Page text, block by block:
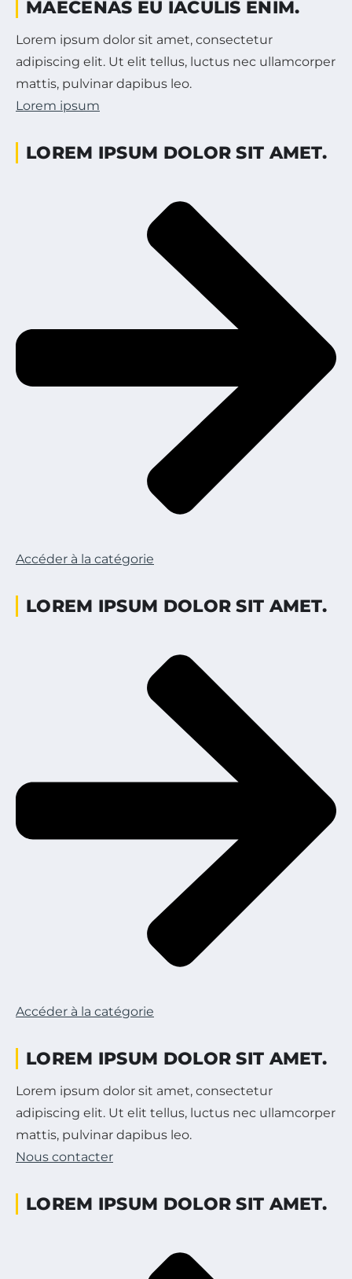
MAECENAS EU IACULIS ENIM.
Lorem ipsum dolor sit amet, consectetur
adipiscing elit. Ut elit tellus, luctus nec ullamcorper
mattis, pulvinar dapibus leo.
Lorem ipsum
LOREM IPSUM DOLOR SIT AMET.
Accéder à la catégorie
LOREM IPSUM DOLOR SIT AMET.
Accéder à la catégorie
LOREM IPSUM DOLOR SIT AMET.
Lorem ipsum dolor sit amet, consectetur
adipiscing elit. Ut elit tellus, luctus nec ullamcorper
mattis, pulvinar dapibus leo.
Nous contacter
LOREM IPSUM DOLOR SIT AMET.